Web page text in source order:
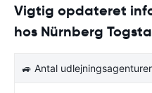
Vigtig opdateret
hos Nürnberg
🚙 Antal udlejningsagenturer